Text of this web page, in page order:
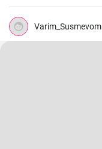
Varim_Susmevom